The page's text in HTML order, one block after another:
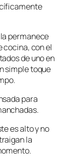
permanece
cocina, con el
de uno en
simple toque
para
es alto y no
la